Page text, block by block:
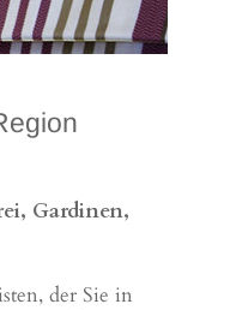
Gardinen,
der Sie in